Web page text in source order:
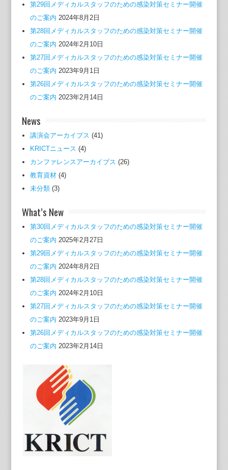
第29回メディカルスタッフのための感染対策セミナー開催
のご案内 2024年8月2日
第28回メディカルスタッフのための感染対策セミナー開催
のご案内 2024年2月10日
第27回メディカルスタッフのための感染対策セミナー開催
のご案内 2023年9月1日
第26回メディカルスタッフのための感染対策セミナー開催
のご案内 2023年2月14日
News
講演会アーカイブス (41)
KRICTニュース (4)
カンファレンスアーカイブス (26)
教育資材(4)
未分類(3)
What’s New
第30回メディカルスタッフのための感染対策セミナー開催
のご案内 2025年2月27日
第29回メディカルスタッフのための感染対策セミナー開催
のご案内 2024年8月2日
第28回メディカルスタッフのための感染対策セミナー開催
のご案内 2024年2月10日
第27回メディカルスタッフのための感染対策セミナー開催
のご案内 2023年9月1日
第26回メディカルスタッフのための感染対策セミナー開催
のご案内 2023年2月14日